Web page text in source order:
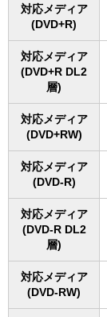
対応メディア
(DVD+R)
対応メディア
(DVD+R DL2
層)
対応メディア
(DVD+RW)
対応メディア
(DVD-R)
対応メディア
(DVD-R DL2
層)
対応メディア
(DVD-RW)